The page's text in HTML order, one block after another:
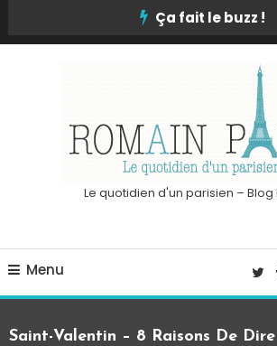
Ça fait le buzz !
Le quotidien d'un parisien – Blog
Menu
Saint-Valentin – 8 Raisons De Dire